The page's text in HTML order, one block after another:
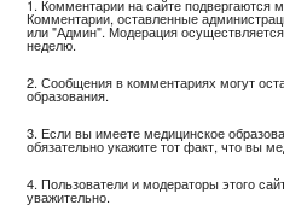
1. Комментарии на сайте подвергаются
Комментарии, оставленные
или "Админ". Модерация
неделю.
2. Сообщения в комментариях могут
образования.
3. Если вы имеете медицинское
обязательно укажите тот факт, что вы
4. Пользователи и модераторы этого
уважительно.